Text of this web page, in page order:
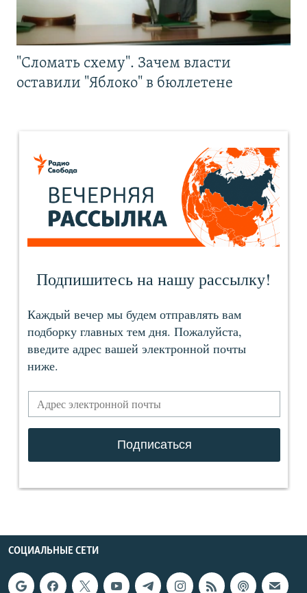
"Сломать схему". Зачем власти
оставили "Яблоко" в бюллетене
СОЦИАЛЬНЫЕ СЕТИ